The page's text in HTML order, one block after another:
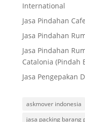
International
Jasa Pindahan
Jasa Pindahan
Jasa Pindahan
Catalonia (Pindah
Jasa Pengepakan
askmover indonesia
jasa packing barang